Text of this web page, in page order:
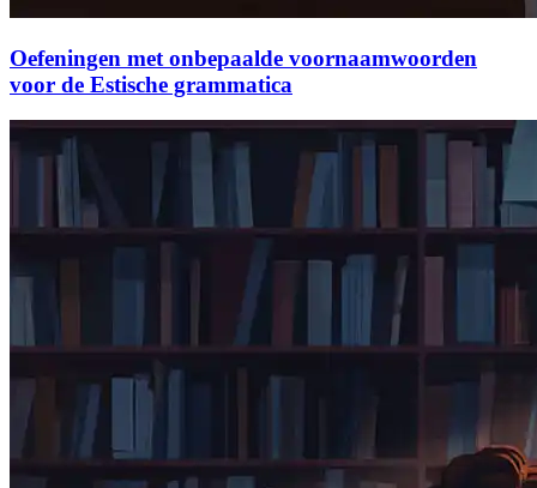
Oefeningen met onbepaalde voornaamwoorden
voor de Estische grammatica